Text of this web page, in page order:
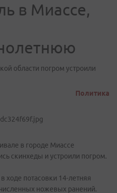
в Миассе,
области погром устроили
Политика
в городе Миассе
скинхеды и устроили погром.
ходе потасовки 14-летняя
ножевых ранений.